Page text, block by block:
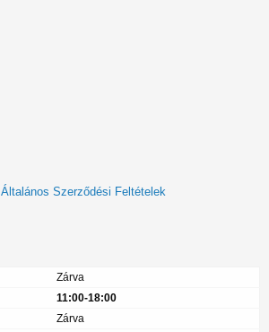
Általános Szerződési Feltételek
Zárva
11:00-18:00
Zárva